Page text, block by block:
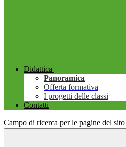
Didattica
Panoramica
Offerta formativa
I progetti delle classi
Contatti
Campo di ricerca per le pagine del sito